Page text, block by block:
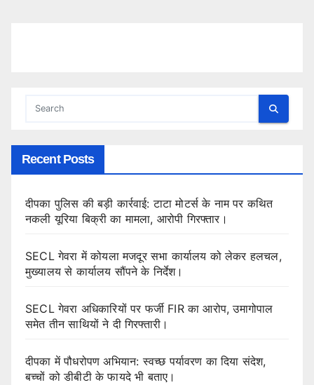
Recent Posts
दीपका पुलिस की बड़ी कार्रवाई: टाटा मोटर्स के नाम पर कथित
नकली यूरिया बिक्री का मामला, आरोपी गिरफ्तार।
SECL गेवरा में कोयला मजदूर सभा कार्यालय को लेकर हलचल,
मुख्यालय से कार्यालय सौंपने के निर्देश।
SECL गेवरा अधिकारियों पर फर्जी FIR का आरोप, उमागोपाल
समेत तीन साथियों ने दी गिरफ्तारी।
दीपका में पौधरोपण अभियान: स्वच्छ पर्यावरण का दिया संदेश,
बच्चों को डीबीटी के फायदे भी बताए।